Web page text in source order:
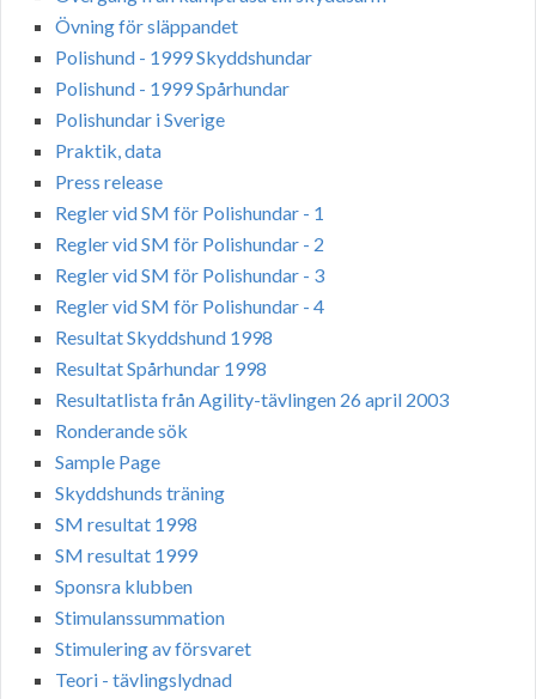
Övning för släppandet
Polishund - 1999 Skyddshundar
Polishund - 1999 Spårhundar
Polishundar i Sverige
Praktik, data
Press release
Regler vid SM för Polishundar - 1
Regler vid SM för Polishundar - 2
Regler vid SM för Polishundar - 3
Regler vid SM för Polishundar - 4
Resultat Skyddshund 1998
Resultat Spårhundar 1998
Resultatlista från Agility-tävlingen 26 april 2003
Ronderande sök
Sample Page
Skyddshunds träning
SM resultat 1998
SM resultat 1999
Sponsra klubben
Stimulanssummation
Stimulering av försvaret
Teori - tävlingslydnad